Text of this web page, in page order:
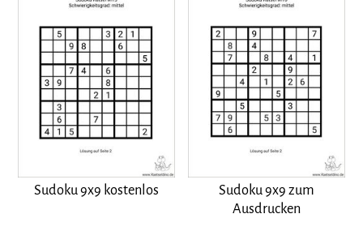
Sudoku 9x9 kostenlos
Sudoku 9x9 zum
Ausdrucken